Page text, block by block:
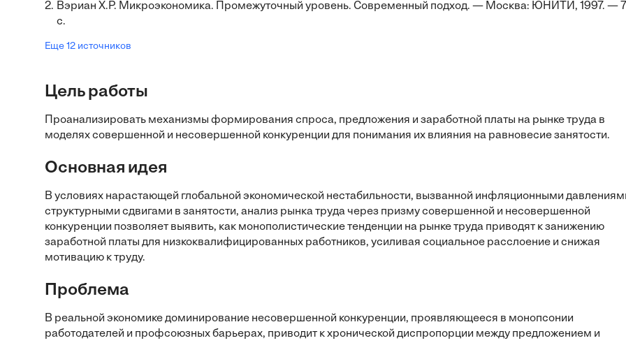
2. Вэриан Х.Р. Микроэкономика. Промежуточный уровень. Современный подход. — Москва: ЮНИТИ, 1997. —
с.
Еще 12 источников
Цель работы
Проанализировать механизмы формирования спроса, предложения и заработной платы на рынке труда в
моделях совершенной и несовершенной конкуренции для понимания их влияния на равновесие занятости.
Основная идея
В условиях нарастающей глобальной экономической нестабильности, вызванной инфляционными
структурными сдвигами в занятости, анализ рынка труда через призму совершенной и несовершенной
конкуренции позволяет выявить, как монополистические тенденции на рынке труда приводят к занижению
заработной платы для низкоквалифицированных работников, усиливая социальное расслоение и снижая
мотивацию к труду.
Проблема
В реальной экономике доминирование несовершенной конкуренции, проявляющееся в монопсонии
работодателей и профсоюзных барьерах, приводит к хронической диспропорции между предложением и